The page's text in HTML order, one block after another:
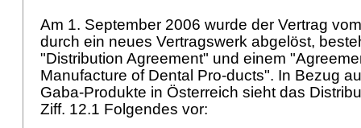
Am 1. September 2006 wurde der Vertrag
durch ein neues Vertragswerk abgelöst,
"Distribution Agreement" und einem
Manufacture of Dental Pro-ducts". In Bezug
Gaba-Produkte in Österreich sieht das
Ziff. 12.1 Folgendes vor: